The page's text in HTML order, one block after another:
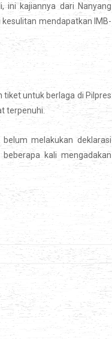
ini kajiannya dari Nanyang
mendapatkan IMB-
tiket untuk berlaga di Pilpres
terpenuhi.
melakukan deklarasi
kali mengadakan